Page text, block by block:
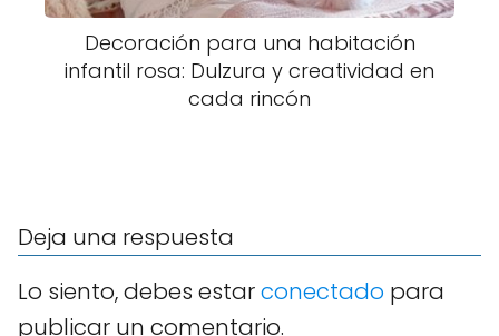
Decoración para una habitación
infantil rosa: Dulzura y creatividad en
cada rincón
Deja una respuesta
Lo siento, debes estarconectado para
publicar un comentario.